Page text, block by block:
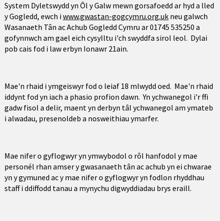
System Dyletswydd yn Ôl y Galw mewn gorsafoedd ar hyd a lled
y Gogledd, ewch i www.gwastan-gogcymru.org.ukneu galwch
Wasanaeth Tân ac Achub Gogledd Cymru ar 01745 535250 a
gofynnwch am gael eich cysylltu i'ch swyddfa sirol leol. Dylai
pob cais fod i law erbyn Ionawr 21ain.
Mae'n rhaid i ymgeiswyr fod o leiaf 18 mlwydd oed. Mae'n rhaid
iddynt fod yn iach a phasio profion dawn. Yn ychwanegol i'r ffi
gadw fisol a delir, maent yn derbyn tâl ychwanegol am ymateb
i alwadau, presenoldeb a nosweithiau ymarfer.
Mae nifer o gyflogwyr yn ymwybodol o rôl hanfodol y mae
personél rhan amser y gwasanaeth tân ac achub yn ei chwarae
yn y gymuned ac y mae nifer o gyflogwyr yn fodlon rhyddhau
staff i ddiffodd tanau a mynychu digwyddiadau brys eraill.